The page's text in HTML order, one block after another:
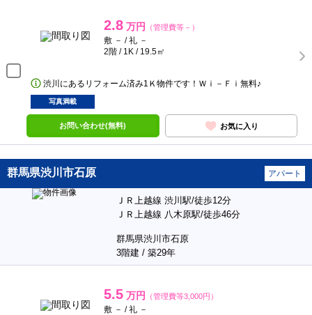
2.8 万円 （管理費等－）
敷 － / 礼 －
2階 / 1K / 19.5㎡
渋川にあるリフォーム済み1Ｋ物件です！Ｗｉ－Ｆｉ無料♪
写真満載
お問い合わせ(無料) お気に入り
群馬県渋川市石原 アパート
ＪＲ上越線 渋川駅/徒歩12分
ＪＲ上越線 八木原駅/徒歩46分
群馬県渋川市石原
3階建 / 築29年
5.5 万円 （管理費等3,000円）
敷 － / 礼 －